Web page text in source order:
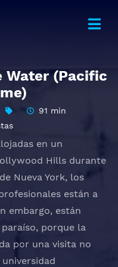
Water (Pacific
91 min
en un
Hills durante
Nueva York, los
están a
embargo, están
porque la
por una visita no